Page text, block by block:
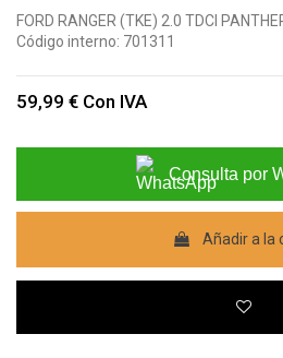
FORD RANGER (TKE) 2.0 TDCI
Código interno: 701311
59,99 € Con IVA
Consulta por
Añadir a la